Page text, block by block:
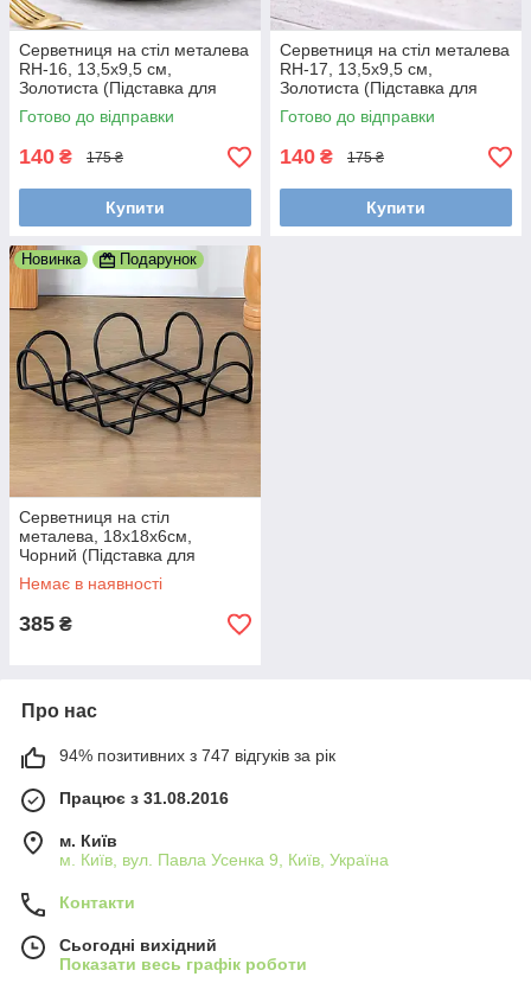
Серветниця на стіл металева
RH-16, 13,5x9,5 см,
Золотиста (Підставка для
серветок)
Готово до відправки
140 ₴ 175 ₴
Купити
Серветниця на стіл металева
RH-17, 13,5x9,5 см,
Золотиста (Підставка для
серветок)
Готово до відправки
140 ₴ 175 ₴
Купити
Новинка Подарунок
Серветниця на стіл
металева, 18x18x6см,
Чорний (Підставка для
серветок)
Немає в наявності
385 ₴
Про нас
94% позитивних з 747 відгуків за рік
Працює з 31.08.2016
м. Київ
м. Київ, вул. Павла Усенка 9, Київ, Україна
Контакти
Сьогодні вихідний
Показати весь графік роботи